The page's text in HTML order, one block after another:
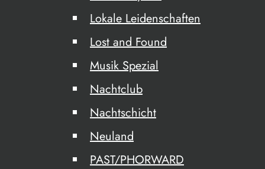
Lokale Leidenschaften
Lost and Found
Musik Spezial
Nachtclub
Nachtschicht
Neuland
PAST/PHORWARD